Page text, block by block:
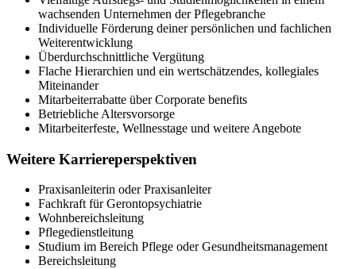
wachsenden Unternehmen der Pflegebranche
Individuelle Förderung deiner persönlichen und fachlichen
Weiterentwicklung
Überdurchschnittliche Vergütung
Flache Hierarchien und ein wertschätzendes, kollegiales
Miteinander
Mitarbeiterrabatte über Corporate benefits
Betriebliche Altersvorsorge
Mitarbeiterfeste, Wellnesstage und weitere Angebote
Weitere Karriereperspektiven
Praxisanleiterin oder Praxisanleiter
Fachkraft für Gerontopsychiatrie
Wohnbereichsleitung
Pflegedienstleitung
Studium im Bereich Pflege oder Gesundheitsmanagement
Bereichsleitung